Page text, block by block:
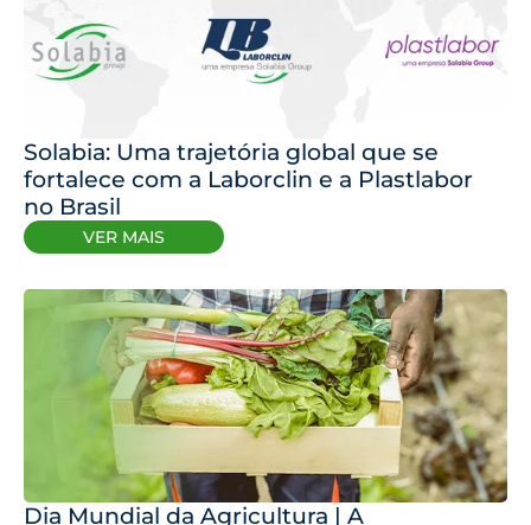
Solabia: Uma trajetória global que se
fortalece com a Laborclin e a Plastlabor
no Brasil
VER MAIS
Dia Mundial da Agricultura | A